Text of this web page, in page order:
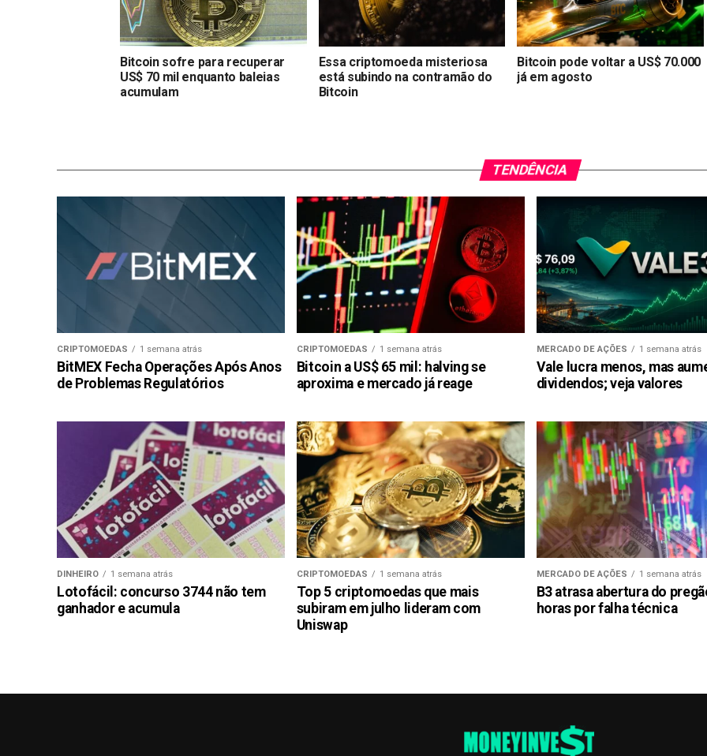
Bitcoin sofre para recuperar
US$ 70 mil enquanto baleias
acumulam
Essa criptomoeda misteriosa
está subindo na contramão do
Bitcoin
Bitcoin pode voltar a US$ 70.000
já em agosto
TENDÊNCIA
CRIPTOMOEDAS 1 semana atrás
BitMEX Fecha Operações Após Anos
de Problemas Regulatórios
CRIPTOMOEDAS 1 semana atrás
Bitcoin a US$ 65 mil: halving se
aproxima e mercado já reage
MERCADO DE AÇÕES 1 semana atrás
Vale lucra menos, mas
dividendos; veja valores
DINHEIRO 1 semana atrás
Lotofácil: concurso 3744 não tem
ganhador e acumula
CRIPTOMOEDAS 1 semana atrás
Top 5 criptomoedas que mais
subiram em julho lideram com
Uniswap
MERCADO DE AÇÕES 1 semana atrás
B3 atrasa abertura do
horas por falha técnica